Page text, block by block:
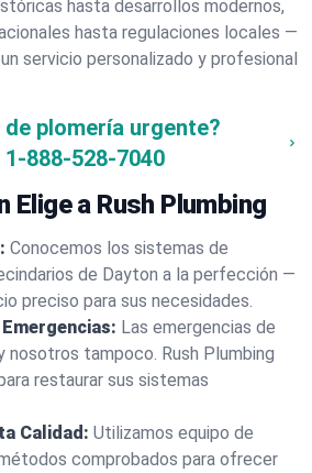
hasta desarrollos modernos,
hasta regulaciones locales —
servicio personalizado y profesional
plomería urgente?
1-888-528-7040
Elige a Rush Plumbing
Conocemos los sistemas de
de Dayton a la perfección —
preciso para sus necesidades.
Las emergencias de
nosotros tampoco. Rush Plumbing
restaurar sus sistemas
Calidad: Utilizamos equipo de
comprobados para ofrecer